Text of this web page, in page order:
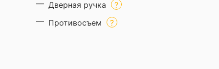
Дверная ручка
Противосъем